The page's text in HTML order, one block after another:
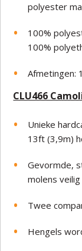
polyester
100%
100%
Afmetingen:
CLU466
Unieke
13ft (3,9m)
Gevormde,
molens
Twee
Hengels